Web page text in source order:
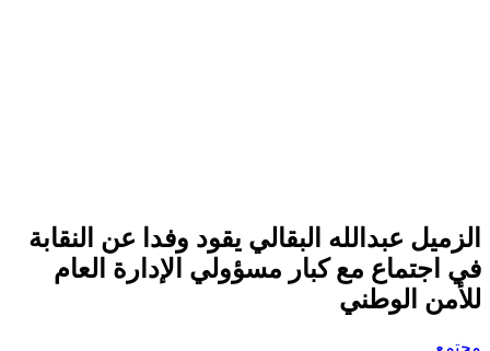
الزميل عبدالله البقالي يقود وفدا عن النقابة
في اجتماع مع كبار مسؤولي الإدارة العام
للأمن الوطني
مجتمع